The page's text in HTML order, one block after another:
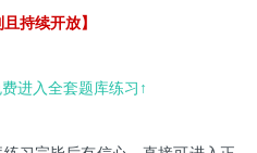
持续开放】
进入全套题库练习↑